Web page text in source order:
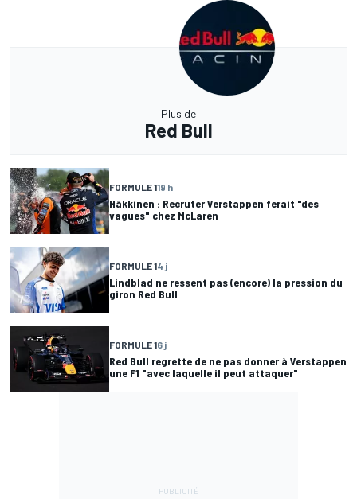
Plus de
Red Bull
FORMULE 119 h
Häkkinen : Recruter Verstappen ferait "des
vagues" chez McLaren
FORMULE 14 j
Lindblad ne ressent pas (encore) la pression du
giron Red Bull
FORMULE 16 j
Red Bull regrette de ne pas donner à Verstappen
une F1 "avec laquelle il peut attaquer"